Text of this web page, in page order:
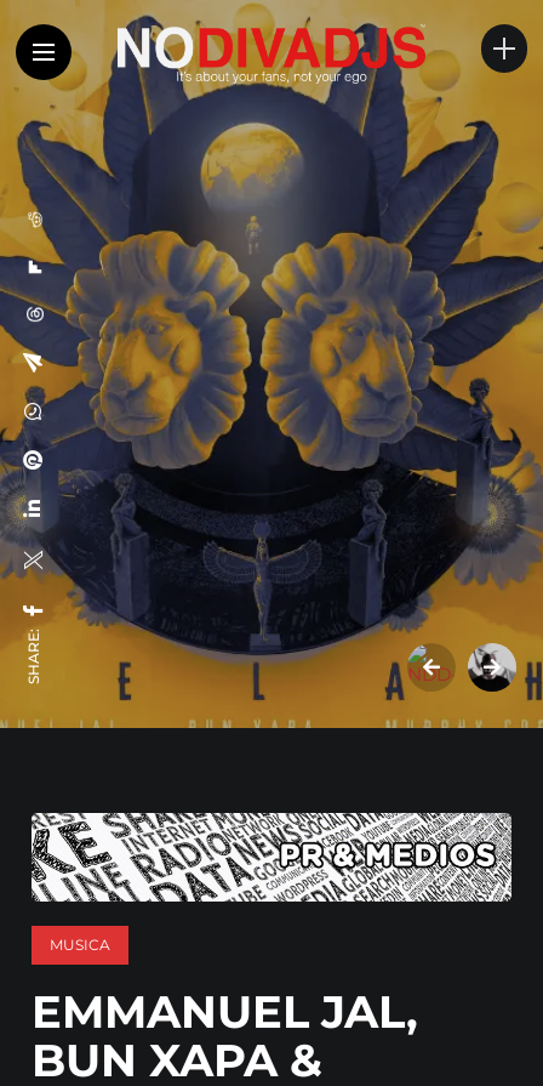
SHARE:
MUSICA
EMMANUEL JAL,
BUN XAPA &